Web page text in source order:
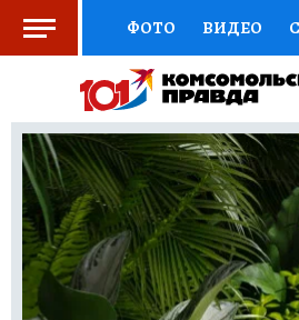
ФОТО ВИДЕО
СОЦПОДДЕРЖКА
ВЫБОР ЭКСПЕРТОВ
КНИЖНАЯ ПОЛКА
ПРЕСС-ЦЕНТР
РАДИО КП